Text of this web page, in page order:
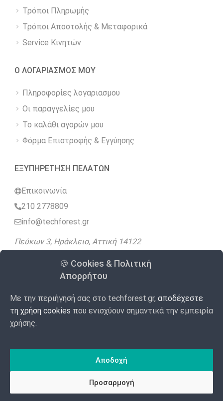
🍪 Cookies & Πολιτική
Απορρήτου
Με την περιήγησή σας στο techforest.gr, αποδέχεστε
τη χρήση cookies που ενισχύουν σημαντικά την εμπειρία
χρήσης.
Αποδοχή
Προσαρμογή
Τρόποι Πληρωμής
Τρόποι Αποστολής & Μεταφορικά
Service Κινητών
Ο ΛΟΓΑΡΙΑΣΜΟΣ ΜΟΥ
Πληροφορίες λογαριασμου
Οι παραγγελίες μου
Το καλάθι αγορών μου
Φόρμα Επιστροφής & Εγγύησης
ΕΞΥΠΗΡΕΤΗΣΗ ΠΕΛΑΤΩΝ
Επικοινωνία
210 2778809
info@techforest.gr
Πεύκων 3, Ηράκλειο, Αττική 14122
Ακολουθήστε μας
Google 4.9 98 Αξιολογήσεις
by WebForest
© 2020 – 2026 TECHFOREST